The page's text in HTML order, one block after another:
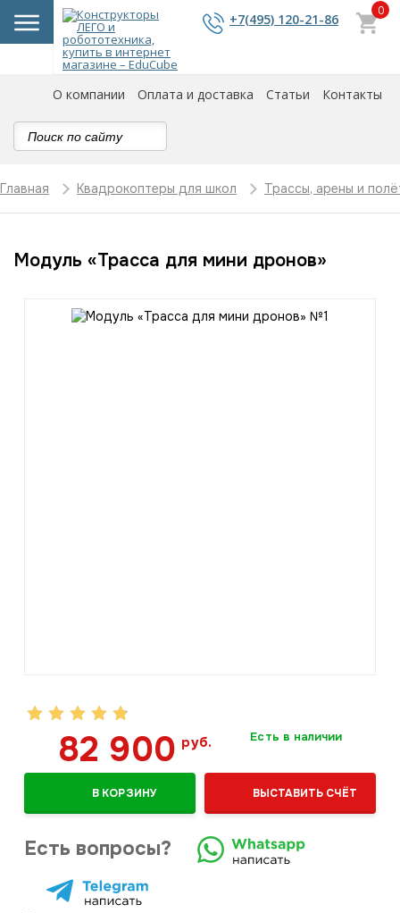
+7(495) 120-21-86
0
О компании Оплата и доставка Статьи Контакты
Главная Квадрокоптеры для школ Трассы, арены и
Модуль «Трасса для мини дронов»
82 900руб. Есть в наличии
В КОРЗИНУ ВЫСТАВИТЬ СЧЁТ
Есть вопросы?